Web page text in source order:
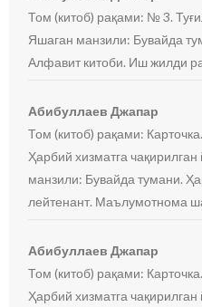
Том (китоб) рақами: № 3.
Яшаган манзили: Бувайда
Алфавит китоби. Иш жилди
Абибуллаев Джапар
Том (китоб) рақами:
Ҳарбий хизматга
манзили: Бувайда тумани.
лейтенант. Маълумотнома
Абибуллаев Джапар
Том (китоб) рақами:
Ҳарбий хизматга